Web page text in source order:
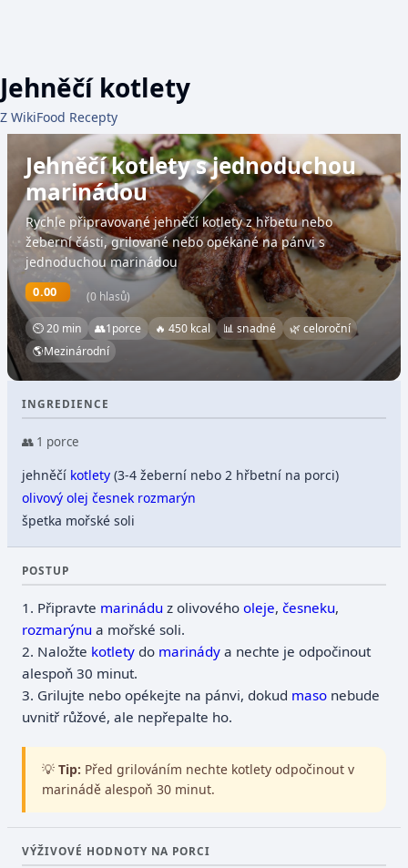
Jehněčí kotlety
Z WikiFood Recepty
Jehněčí kotlety s jednoduchou
marinádou
Rychle připravované jehněčí kotlety z hřbetu nebo
žeberní části, grilované nebo opékané na pánvi s
jednoduchou marinádou
0.00 (0 hlasů)
⏲ 20 min 👥1porce 🔥 450 kcal 📊 snadné
🌿 celoroční
🌎Mezinárodní
INGREDIENCE
👥 1 porce
jehněčí kotlety (3-4 žeberní nebo 2 hřbetní na porci)
olivový olej česnek rozmarýn
špetka mořské soli
POSTUP
1. Připravte marinádu z olivovéhooleje,česneku,
rozmarýnu a mořské soli.
2. Naložte kotlety do marinády a nechte je odpočinout
alespoň 30 minut.
3. Grilujte nebo opékejte na pánvi, dokud maso nebude
uvnitř růžové, ale nepřepalte ho.
💡 Tip: Před grilováním nechte kotlety odpočinout v
marinádě alespoň 30 minut.
VÝŽIVOVÉ HODNOTY NA PORCI